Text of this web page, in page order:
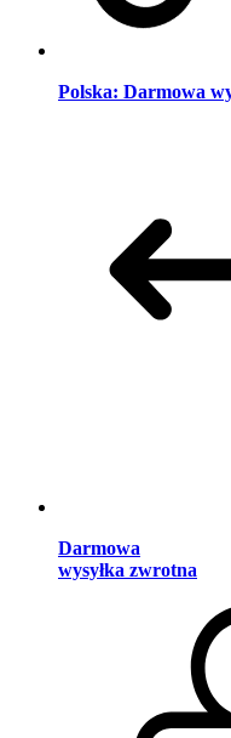
Polska: Darmowa
Darmowa
wysyłka zwrotna